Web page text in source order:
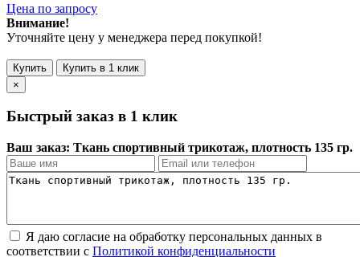
Цена по запросу
Внимание!
Уточняйте цену у менеджера перед покупкой!
Купить
Купить в 1 клик
×
Быстрый заказ в 1 клик
Ваш заказ: Ткань спортивный трикотаж, плотность 135 гр.
Я даю согласие на обработку персональных данных в
соответствии с Политикой конфиденциальности